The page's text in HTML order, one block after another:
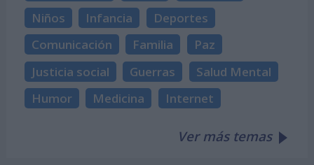
Niños
Infancia
Deportes
Comunicación
Familia
Paz
Justicia social
Guerras
Salud Mental
Humor
Medicina Internet
Ver más temas